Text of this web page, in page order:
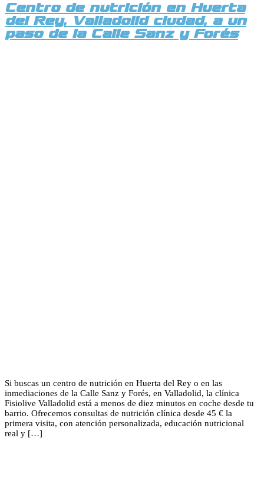
Centro de nutrición en Huerta
del Rey, Valladolid ciudad, a un
paso de la Calle Sanz y Forés
Si buscas un centro de nutrición en Huerta del Rey o en las
inmediaciones de la Calle Sanz y Forés, en Valladolid, la clínica
Fisiolive Valladolid está a menos de diez minutos en coche desde tu
barrio. Ofrecemos consultas de nutrición clínica desde 45 € la
primera visita, con atención personalizada, educación nutricional
real y […]